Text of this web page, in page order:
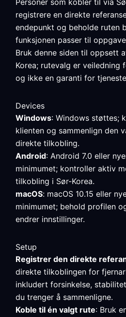
Personer som kobler til via
registrere en direkte
endepunkt og beholde ruten
funksjonen passer til
Bruk denne siden til oppsett
Korea; rutevalg er veiledning
og ikke en garanti for
Devices
Windows: Windows støttes;
klienten og sammenlign den
direkte tilkobling.
Android: Android 7.0 eller
minimumet; kontroller aktiv
tilkobling i Sør-Korea.
macOS: macOS 10.15 eller
minimumet; behold profilen
endrer innstillinger.
Setup
Registrer den direkte
direkte tilkoblingen for
inkludert forsinkelse,
du trenger å sammenligne.
Koble til én valgt rute: Bruk